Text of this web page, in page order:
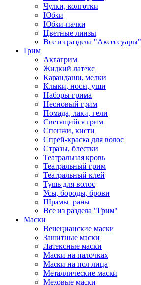
Чулки, колготки
Юбки
Юбки-пачки
Цветные линзы
Все из раздела "Аксессуары"
Грим
Аквагрим
Жидкий латекс
Карандаши, мелки
Клыки, носы, уши
Наборы грима
Неоновый грим
Помада, лаки, гели
Светящийся грим
Спонжи, кисти
Спрей-краска для волос
Стразы, блестки
Театральная кровь
Театральный грим
Театральный клей
Тушь для волос
Усы, бороды, брови
Шрамы, раны
Все из раздела "Грим"
Маски
Венецианские маски
Защитные маски
Латексные маски
Маски на палочках
Маски на пол лица
Металлические маски
Меховые маски